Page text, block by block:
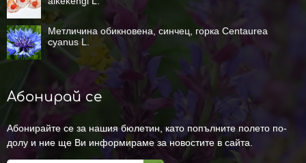
Метличина обикновена, синчец, горка Centaurea
cyanus L.
Абонирай се
Абонирайте се за нашия бюлетин, като попълните полето по-
долу и ние ще Ви информираме за новостите в сайта.